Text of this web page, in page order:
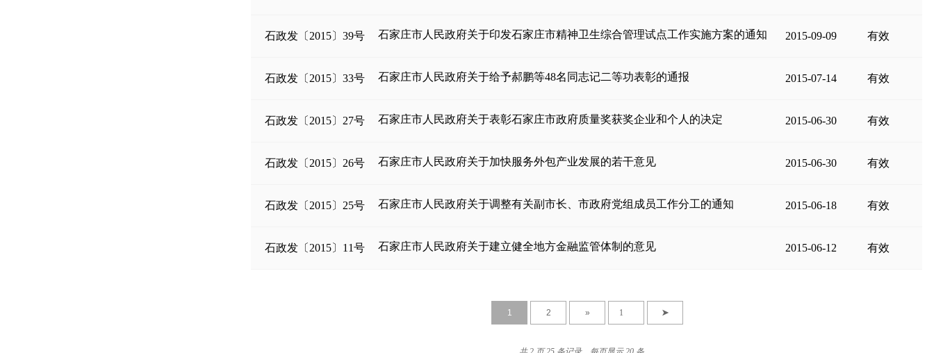
石政发〔2015〕39号 石家庄市人民政府关于印发石家庄市精神卫生综合管理试点工作实施方案的通知 2015-09-09 有效
石政发〔2015〕33号 石家庄市人民政府关于给予郝鹏等48名同志记二等功表彰的通报 2015-07-14 有效
石政发〔2015〕27号 石家庄市人民政府关于表彰石家庄市政府质量奖获奖企业和个人的决定 2015-06-30 有效
石政发〔2015〕26号 石家庄市人民政府关于加快服务外包产业发展的若干意见 2015-06-30 有效
石政发〔2015〕25号 石家庄市人民政府关于调整有关副市长、市政府党组成员工作分工的通知 2015-06-18 有效
石政发〔2015〕11号 石家庄市人民政府关于建立健全地方金融监管体制的意见 2015-06-12 有效
1 2 » ➤